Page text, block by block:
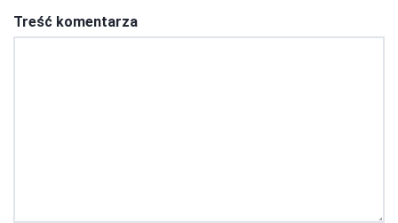
Treść komentarza